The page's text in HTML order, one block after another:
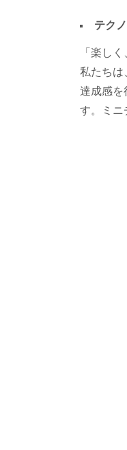
テク
「楽し
私たちは
達成感を
す。ミニ